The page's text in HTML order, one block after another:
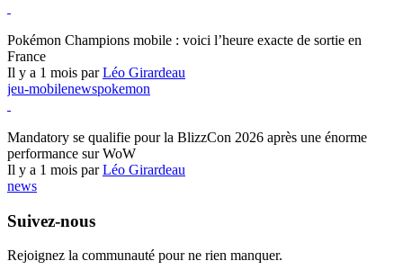
Pokémon Champions mobile : voici l’heure exacte de sortie en
France
Il y a 1 mois parLéo Girardeau
jeu-mobilenewspokemon
Mandatory se qualifie pour la BlizzCon 2026 après une énorme
performance sur WoW
Il y a 1 mois parLéo Girardeau
news
Suivez-nous
Rejoignez la communauté pour ne rien manquer.